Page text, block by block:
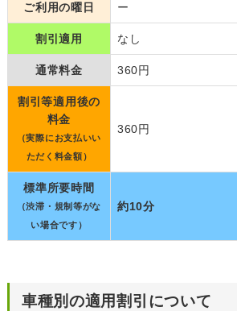
ご利用の曜日 ー
割引適用 なし
通常料金 360円
割引等適用後の
料金
（実際にお支払いい
ただく料金額）
360円
標準所要時間
（渋滞・規制等がな
い場合です）
約10分
車種別の適用割引について